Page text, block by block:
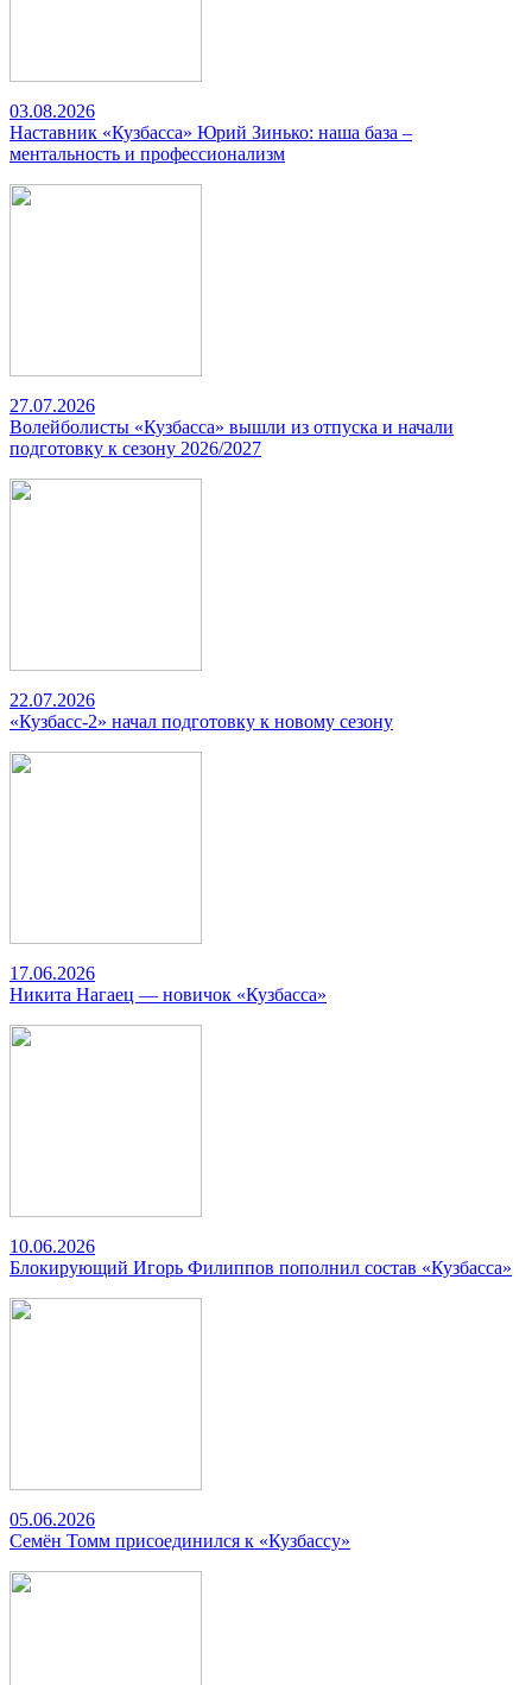
03.08.2026
Наставник «Кузбасса» Юрий Зинько: наша база –
ментальность и профессионализм
27.07.2026
Волейболисты «Кузбасса» вышли из отпуска и начали
подготовку к сезону 2026/2027
22.07.2026
«Кузбасс-2» начал подготовку к новому сезону
17.06.2026
Никита Нагаец — новичок «Кузбасса»
10.06.2026
Блокирующий Игорь Филиппов пополнил состав «Кузбасса»
05.06.2026
Семён Томм присоединился к «Кузбассу»